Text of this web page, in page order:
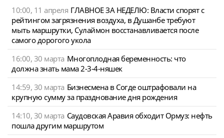
10:00, 11 апреля ГЛАВНОЕ ЗА НЕДЕЛЮ: Власти спорят с
рейтингом загрязнения воздуха, в Душанбе требуют
мыть маршрутки, Сулаймон восстанавливается после
самого дорогого укола
16:00, 30 марта Многоплодная беременность: что
должна знать мама 2-3-4-няшек
14:59, 30 марта Бизнесмена в Согде оштрафовали на
крупную сумму за празднование дня рождения
14:10, 30 марта Саудовская Аравия обходит Ормуз: нефть
пошла другим маршрутом